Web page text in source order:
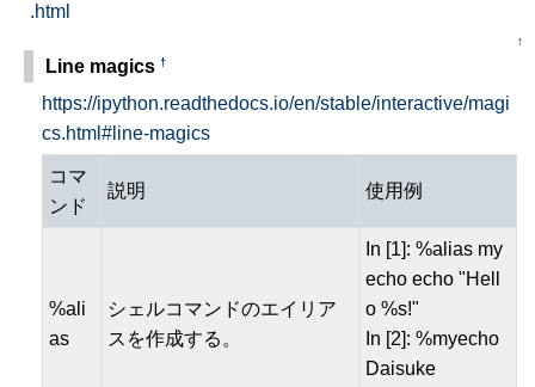
.html
↑
Line magics †
https://ipython.readthedocs.io/en/stable/interactive/magi
cs.html#line-magics
コマ
ンド
説明 使用例
%ali
as
シェルコマンドのエイリア
スを作成する。
In [1]: %alias my
echo echo "Hell
o %s!"
In [2]: %myecho
Daisuke